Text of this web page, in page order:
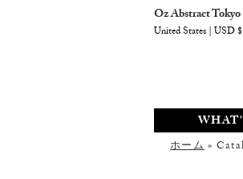
ホーム»
Oz Abstract
United States | USD $